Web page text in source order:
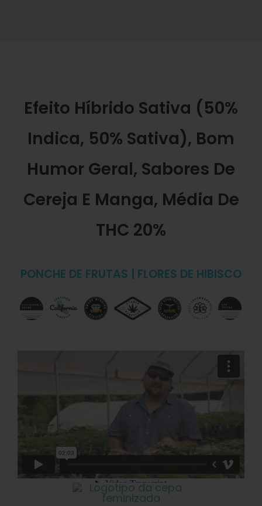
Efeito Híbrido Sativa (50%
Indica, 50% Sativa), Bom
Humor Geral, Sabores De
Cereja E Manga, Média De
THC 20%
PONCHE DE FRUTAS | FLORES DE HIBISCO